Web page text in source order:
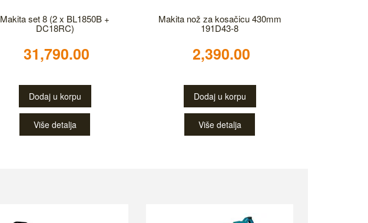
Makita set 8 (2 x BL1850B +
DC18RC)
31,790.00
Dodaj u korpu
Više detalja
Makita nož za kosačicu 430mm
191D43-8
2,390.00
Dodaj u korpu
Više detalja